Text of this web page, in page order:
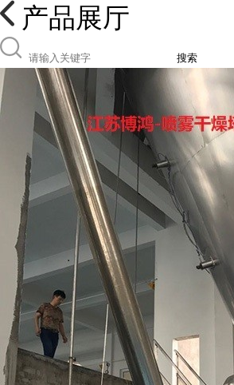
产品展厅
搜索